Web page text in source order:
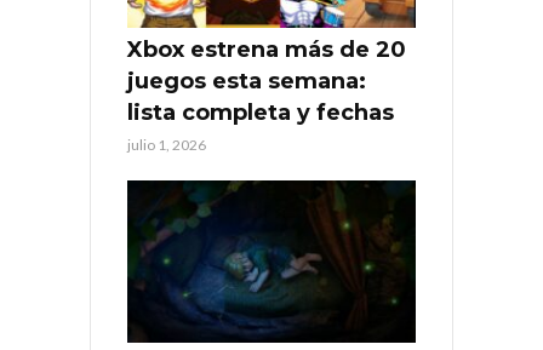
Xbox estrena más de 20
juegos esta semana:
lista completa y fechas
julio 1, 2026